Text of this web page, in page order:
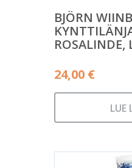
BJÖRN
ROSALINDE,
24,00 €
LUE